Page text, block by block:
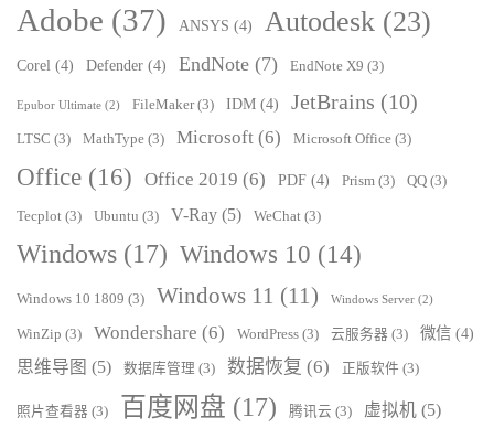
Adobe (37) ANSYS (4) Autodesk (23)
Corel (4) Defender (4) EndNote (7) EndNote X9 (3)
Epubor Ultimate (2) FileMaker(3) IDM (4) JetBrains (10)
LTSC (3) MathType (3) Microsoft (6) Microsoft Office (3)
Office (16) Office 2019 (6) PDF (4) Prism (3) QQ (3)
Tecplot (3) Ubuntu (3) V-Ray (5) WeChat (3)
Windows (17) Windows 10 (14)
Windows 10 1809 (3) Windows 11 (11) Windows Server (2)
WinZip (3) Wondershare (6) WordPress (3) 云服务器 (3) 微信 (4)
思维导图 (5) 数据库管理 (3) 数据恢复 (6) 正版软件 (3)
照片查看器 (3) 百度网盘 (17) 腾讯云 (3) 虚拟机 (5)